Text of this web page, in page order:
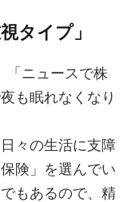
タイプ」
「ニュースで株
も眠れなくなり
々の生活に支障
険」を選んでい
もあるので、精